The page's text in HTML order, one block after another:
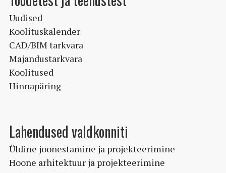
Uudised
Koolituskalender
CAD/BIM tarkvara
Majandustarkvara
Koolitused
Hinnapäring
Lahendused valdkonniti
Üldine joonestamine ja projekteerimine
Hoone arhitektuur ja projekteerimine